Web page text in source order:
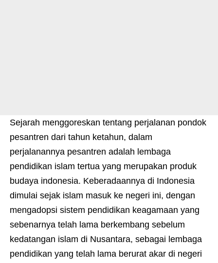
Sejarah menggoreskan tentang perjalanan pondok
pesantren dari tahun ketahun, dalam
perjalanannya pesantren adalah lembaga
pendidikan islam tertua yang merupakan produk
budaya indonesia. Keberadaannya di Indonesia
dimulai sejak islam masuk ke negeri ini, dengan
mengadopsi sistem pendidikan keagamaan yang
sebenarnya telah lama berkembang sebelum
kedatangan islam di Nusantara, sebagai lembaga
pendidikan yang telah lama berurat akar di negeri